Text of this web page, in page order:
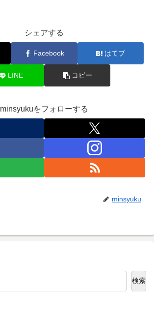
シェアする
Facebook はてブ
LINE コピー
minsyukuをフォローする
minsyuku
検索